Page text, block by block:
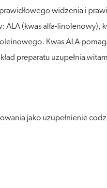
widzenia i
ALA (kwas alfa-
Kwas ALA
preparatu uzupełnia
jako uzupełnienie